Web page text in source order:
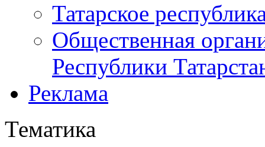
Татарское
Общественная
Республики
Реклама
Тематика